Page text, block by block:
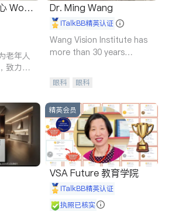
World
老年人
致力于
来有效
Dr. Ming Wang
iTalkBB精英认证
Wang Vision Institute has
more than 30 years
眼科 眼科
精英会员
VSA Future 教育学院
iTalkBB精英认证
执照已核实